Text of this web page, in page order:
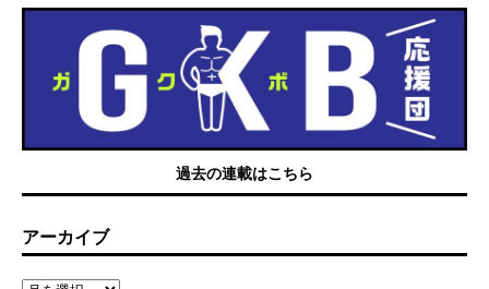
過去の連載はこちら
アーカイブ